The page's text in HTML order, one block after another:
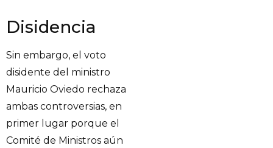
Disidencia
Sin embargo, el voto
disidente del ministro
Mauricio Oviedo rechaza
ambas controversias, en
primer lugar porque el
Comité de Ministros aún